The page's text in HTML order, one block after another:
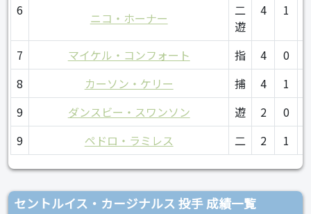
6
ニコ・ホーナー
二
遊
4 1
7 マイケル・コンフォート 指 4 0
8
カーソン・ケリー 捕 4 1
9
ダンスビー・スワンソン 遊 2 0
9
ペドロ・ラミレス 二 2 1
セントルイス・カージナルス 投手 成績一覧